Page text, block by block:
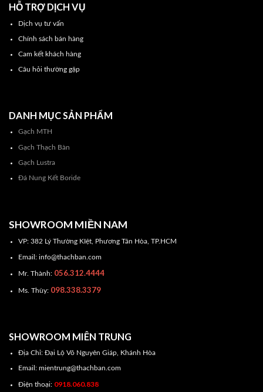
HỖ TRỢ DỊCH VỤ
Dịch vụ tư vấn
Chính sách bán hàng
Cam kết khách hàng
Câu hỏi thường gặp
DANH MỤC SẢN PHẨM
Gạch MTH
Gạch Thạch Bàn
Gạch Lustra
Đá Nung Kết Boride
SHOWROOM MIỀN NAM
VP: 382 Lý Thường KIệt, Phương Tân Hòa, TP.HCM
Email: info@thachban.com
Mr. Thành:056.312.4444
Ms. Thùy: 098.338.3379
SHOWROOM MIÊN TRUNG
Địa Chỉ: Đại Lộ Võ Nguyên Giáp, Khánh Hòa
Email: mientrung@thachban.com
Điện thoại: 0918.060.838